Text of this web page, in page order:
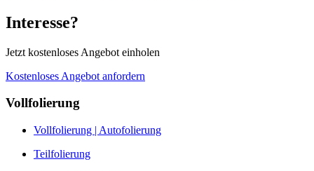
Interesse?
Jetzt kostenloses Angebot einholen
Kostenloses Angebot anfordern
Vollfolierung
Vollfolierung | Autofolierung
Teilfolierung